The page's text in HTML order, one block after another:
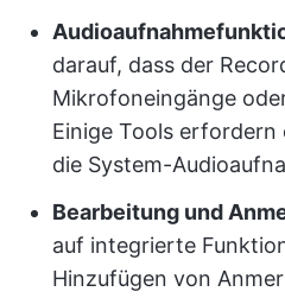
darauf, dass der
Mikrofoneingänge
Einige Tools
die System-
Bearbeitung und
auf integrierte
Hinzufügen von